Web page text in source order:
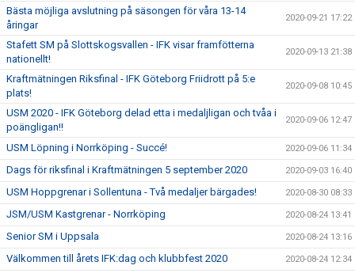
Bästa möjliga avslutning på säsongen för våra 13-14
åringar
2020-09-21 17:22
Stafett SM på Slottskogsvallen - IFK visar framfötterna
nationellt!
2020-09-13 21:38
Kraftmätningen Riksfinal - IFK Göteborg Friidrott på 5:e
plats!
2020-09-08 10:45
USM 2020 - IFK Göteborg delad etta i medaljligan och tvåa i
poängligan!!
2020-09-06 12:47
USM Löpning i Norrköping - Succé! 2020-09-06 11:34
Dags för riksfinal i Kraftmätningen 5 september 2020 2020-09-03 16:40
USM Hoppgrenar i Sollentuna - Två medaljer bärgades! 2020-08-30 08:33
JSM/USM Kastgrenar - Norrköping 2020-08-24 13:41
Senior SM i Uppsala 2020-08-24 13:16
Välkommen till årets IFK:dag och klubbfest 2020 2020-08-24 12:34